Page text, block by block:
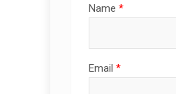
Name *
Email *